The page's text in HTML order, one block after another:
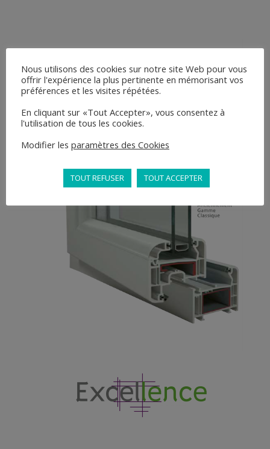
Nous utilisons des cookies sur notre site Web pour vous
offrir l'expérience la plus pertinente en mémorisant vos
préférences et les visites répétées.
En cliquant sur «Tout Accepter», vous consentez à
l'utilisation de tous les cookies.
Modifier les paramètres des Cookies
TOUT REFUSER TOUT ACCEPTER